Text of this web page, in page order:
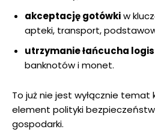
akceptację gotówkiw
apteki, transport,
utrzymanie łańcucha
banknotów i monet.
To już nie jest wyłącznie temat
element polityki
gospodarki.